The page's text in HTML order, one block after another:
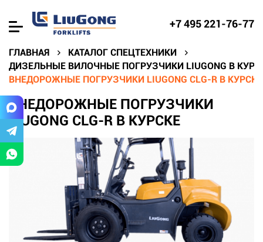
+7 495 221-76-77
ГЛАВНАЯ
КАТАЛОГ СПЕЦТЕХНИКИ
ДИЗЕЛЬНЫЕ ВИЛОЧНЫЕ ПОГРУЗЧИКИ LIUGONG В
ВНЕДОРОЖНЫЕ ПОГРУЗЧИКИ LIUGONG CLG-R В КУРСКЕ
ВНЕДОРОЖНЫЕ ПОГРУЗЧИКИ
LIUGONG CLG-R В КУРСКЕ